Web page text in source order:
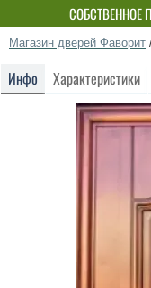
СОБСТВЕННОЕ
Магазин дверей Фаворит
Инфо Характеристики